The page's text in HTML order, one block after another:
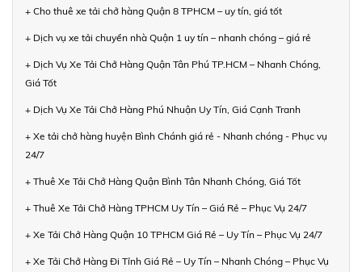
+ Cho thuê xe tải chở hàng Quận 8 TPHCM – uy tín, giá tốt
+ Dịch vụ xe tải chuyển nhà Quận 1 uy tín – nhanh chóng – giá rẻ
+ Dịch Vụ Xe Tải Chở Hàng Quận Tân Phú TP.HCM – Nhanh Chóng,
Giá Tốt
+ Dịch Vụ Xe Tải Chở Hàng Phú Nhuận Uy Tín, Giá Cạnh Tranh
+ Xe tải chở hàng huyện Bình Chánh giá rẻ - Nhanh chóng - Phục vụ
24/7
+ Thuê Xe Tải Chở Hàng Quận Bình Tân Nhanh Chóng, Giá Tốt
+ Thuê Xe Tải Chở Hàng TPHCM Uy Tín – Giá Rẻ – Phục Vụ 24/7
+ Xe Tải Chở Hàng Quận 10 TPHCM Giá Rẻ – Uy Tín – Phục Vụ 24/7
+ Xe Tải Chở Hàng Đi Tỉnh Giá Rẻ – Uy Tín – Nhanh Chóng – Phục Vụ